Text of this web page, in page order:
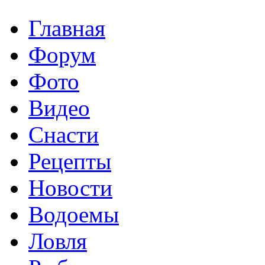
Главная
Форум
Фото
Видео
Снасти
Рецепты
Новости
Водоемы
Ловля